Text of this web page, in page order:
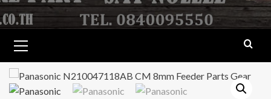
Menu